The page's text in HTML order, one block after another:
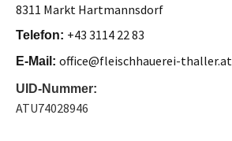
8311 Markt Hartmannsdorf
Telefon: +43 3114 22 83
E-Mail: office@fleischhauerei-thaller.at
UID-Nummer:
ATU74028946